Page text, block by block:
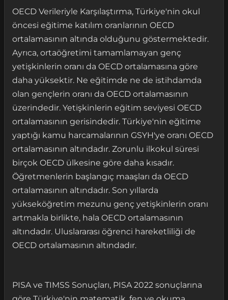
OECD Verileriyle Karşılaştırma, Türkiye'nin okul
öncesi eğitime katılım oranlarının OECD
ortalamasının altında olduğunu göstermektedir.
Ayrıca, ortaöğretimi tamamlamayan genç
yetişkinlerin oranı da OECD ortalamasına göre
daha yüksektir. Ne eğitimde ne de istihdamda
olan gençlerin oranı da OECD ortalamasının
üzerindedir. Yetişkinlerin eğitim seviyesi OECD
ortalamasının gerisindedir. Türkiye'nin eğitime
yaptığı kamu harcamalarının GSYH'ye oranı OECD
ortalamasının altındadır. Zorunlu ilkokul süresi
birçok OECD ülkesine göre daha kısadır.
Öğretmenlerin başlangıç maaşları da OECD
ortalamasının altındadır. Son yıllarda
yükseköğretim mezunu genç yetişkinlerin oranı
artmakla birlikte, hala OECD ortalamasının
altındadır. Uluslararası öğrenci hareketliliği de
OECD ortalamasının altındadır.
PISA ve TIMSS Sonuçları, PISA 2022 sonuçlarına